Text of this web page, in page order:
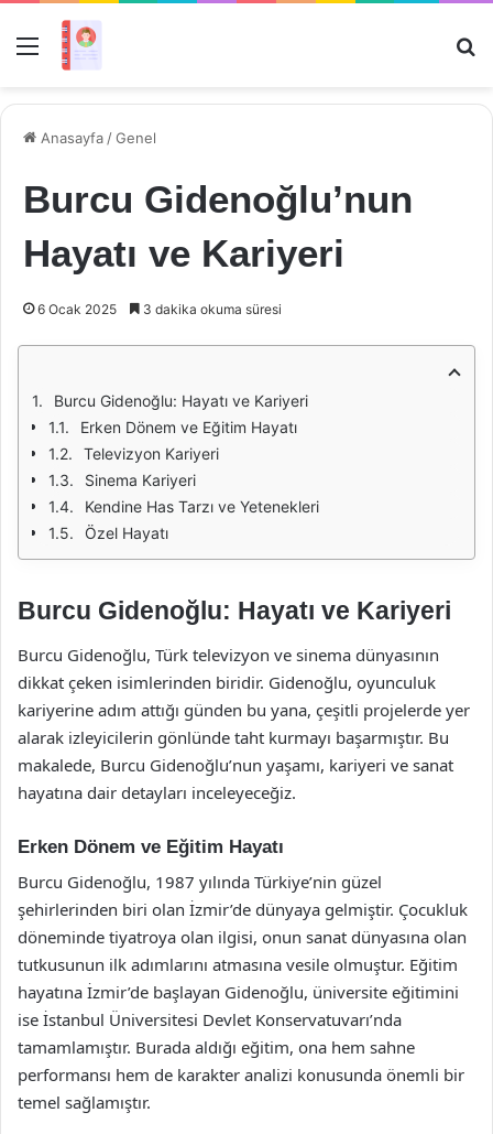
Menü
Anasayfa /Genel
Burcu Gidenoğlu’nun
Hayatı ve Kariyeri
6 Ocak 2025 3 dakika okuma süresi
Burcu Gidenoğlu: Hayatı ve Kariyeri
Erken Dönem ve Eğitim Hayatı
Televizyon Kariyeri
Sinema Kariyeri
Kendine Has Tarzı ve Yetenekleri
Özel Hayatı
Burcu Gidenoğlu: Hayatı ve Kariyeri
Burcu Gidenoğlu, Türk televizyon ve sinema dünyasının
dikkat çeken isimlerinden biridir. Gidenoğlu, oyunculuk
kariyerine adım attığı günden bu yana, çeşitli projelerde yer
alarak izleyicilerin gönlünde taht kurmayı başarmıştır. Bu
makalede, Burcu Gidenoğlu’nun yaşamı, kariyeri ve sanat
hayatına dair detayları inceleyeceğiz.
Erken Dönem ve Eğitim Hayatı
Burcu Gidenoğlu, 1987 yılında Türkiye’nin güzel
şehirlerinden biri olan İzmir’de dünyaya gelmiştir. Çocukluk
döneminde tiyatroya olan ilgisi, onun sanat dünyasına olan
tutkusunun ilk adımlarını atmasına vesile olmuştur. Eğitim
hayatına İzmir’de başlayan Gidenoğlu, üniversite eğitimini
ise İstanbul Üniversitesi Devlet Konservatuvarı’nda
tamamlamıştır. Burada aldığı eğitim, ona hem sahne
performansı hem de karakter analizi konusunda önemli bir
temel sağlamıştır.